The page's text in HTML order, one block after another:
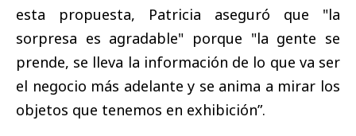
esta propuesta, Patricia aseguró que "la
sorpresa es agradable" porque "la gente se
prende, se lleva la información de lo que va ser
el negocio más adelante y se anima a mirar los
objetos que tenemos en exhibición”.